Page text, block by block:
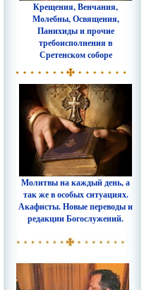
Крещения, Венчания,
Молебны, Освящения,
Панихиды и прочие
требоисполнения в
Сретенском соборе
Молитвы на каждый день, а
так же в особых ситуациях.
Акафисты. Новые переводы и
редакции Богослужений.